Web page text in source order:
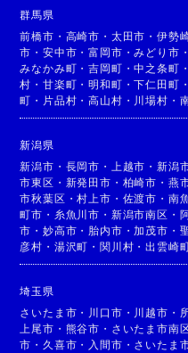
群馬県
前橋市 ・ 高崎市 ・ 太田市 ・伊勢
市 ・安中市 ・富岡市 ・みどり市
みなかみ町 ・吉岡町 ・中之条町
村 ・甘楽町 ・明和町 ・下仁田町
町 ・ 片品村 ・高山村 ・ 川場村 ・
新潟県
新潟市 ・ 長岡市 ・ 上越市 ・新潟
市東区 ・ 新発田市 ・ 柏崎市 ・ 燕
市秋葉区 ・村上市 ・ 佐渡市 ・ 南
町市 ・ 糸魚川市 ・ 新潟市南区 ・
市 ・妙高市 ・ 胎内市 ・加茂市 ・
彦村 ・ 湯沢町 ・関川村 ・出雲崎
埼玉県
さいたま市 ・ 川口市 ・ 川越市 ・
上尾市 ・ 熊谷市 ・ さいたま市南
市 ・ 久喜市 ・ 入間市 ・ さいたま